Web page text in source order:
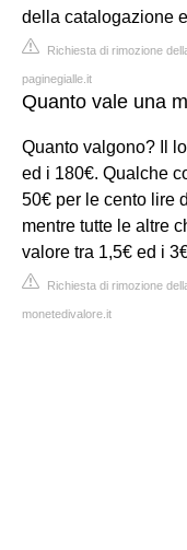
della catalogazione
Richiesta di rimozione
paginegialle.it
Quanto vale una
Quanto valgono? Il
ed i 180€. Qualche
50€ per le cento lire
mentre tutte le altre
valore tra 1,5€ ed i
Richiesta di rimozione
monetedivalore.it